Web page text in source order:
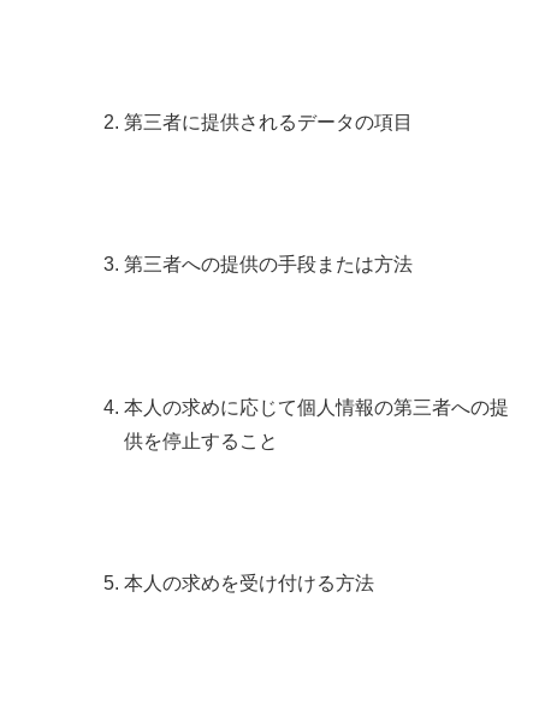
第三者に提供されるデータの項目
第三者への提供の手段または方法
本人の求めに応じて個人情報の第三者への提
供を停止すること
本人の求めを受け付ける方法